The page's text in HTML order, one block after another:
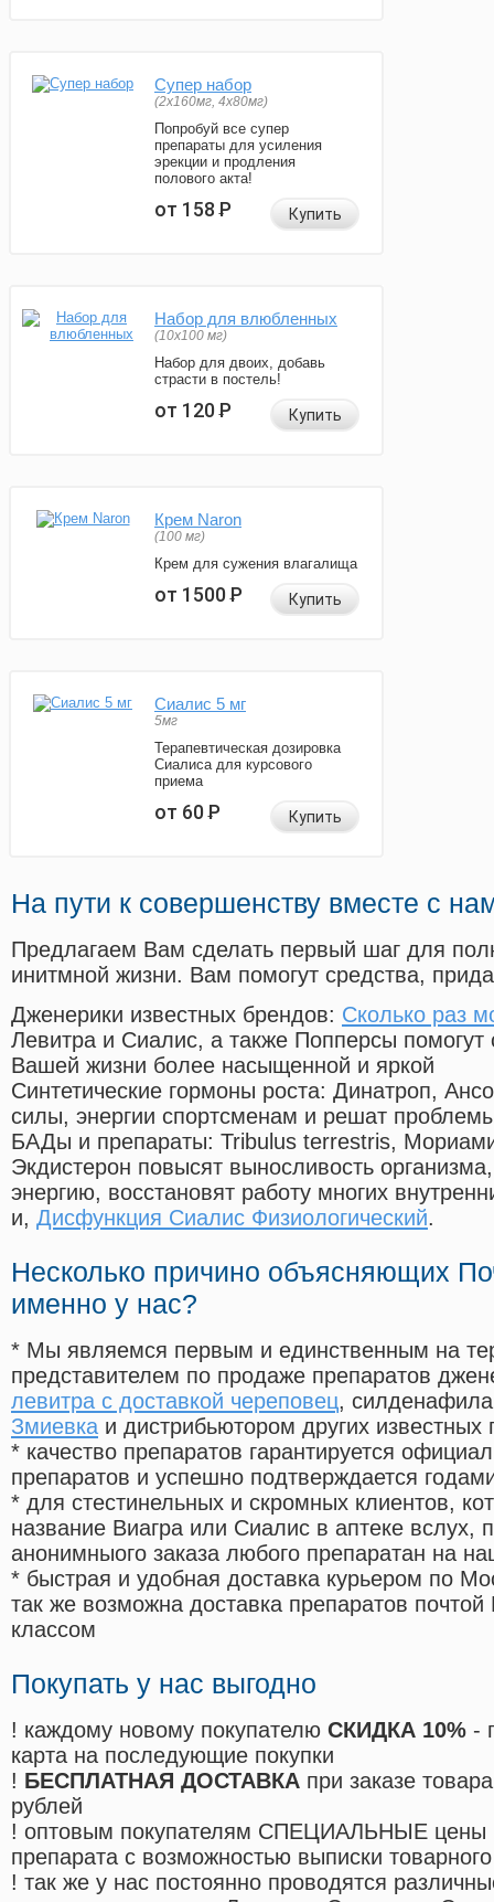
Супер набор
(2х160мг, 4х80мг)
Попробуй все супер
препараты для усиления
эрекции и продления
полового акта!
от 158Р Купить
Набор для влюбленных
(10х100 мг)
Набор для двоих, добавь
страсти в постель!
от 120Р Купить
Крем Naron
(100 мг)
Крем для сужения влагалища
от 1500Р Купить
Сиалис 5 мг
5мг
Терапевтическая дозировка
Сиалиса для курсового
приема
от 60Р Купить
На пути к совершенству вместе с
Предлагаем Вам сделать первый шаг для
инитмной жизни. Вам помогут средства,
Дженерики известных брендов: Сколько раз
Левитра и Сиалис, а также Попперсы помогут
Вашей жизни более насыщенной и яркой
Синтетические гормоны роста: Динатроп,
силы, энергии спортсменам и решат
БАДы и препараты: Tribulus terrestris,
Экдистерон повысят выносливость
энергию, восстановят работу многих
и, Дисфункция Сиалис Физиологический.
Несколько причино объясняющих
именно у нас?
* Мы являемся первым и единственным на
представителем по продаже препаратов
левитра с доставкой череповец, силденафила
Змиевка и дистрибьютором других известных
* качество препаратов гарантируется
препаратов и успешно подтверждается
* для стестинельных и скромных клиентов,
название Виагра или Сиалис в аптеке вслух,
анонимныого заказа любого препаратан на
* быстрая и удобная доставка курьером по
так же возможна доставка препаратов
классом
Покупать у нас выгодно
! каждому новому покупателю СКИДКА 10% -
карта на последующие покупки
! БЕСПЛАТНАЯ ДОСТАВКА при заказе
рублей
! оптовым покупателям СПЕЦИАЛЬНЫЕ цены
препарата с возможностью выписки
! так же у нас постоянно проводятся